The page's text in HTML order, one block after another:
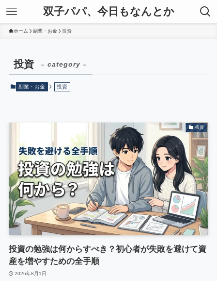
双子パパ、今日もなんとか
ホーム 副業・お金 投資
投資 – category –
副業・お金 投資
投資
投資の勉強は何からすべき？初心者が失敗を避けて資
産を増やすための全手順
2026年8月1日